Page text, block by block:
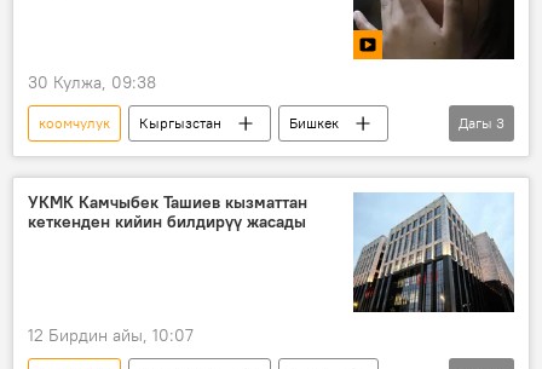
30 Кулжа, 09:38
коомчулук Кыргызстан
Бишкек
сексуалдык ыдык
милиция
издөө
Дагы 3
УКМК Камчыбек Ташиев кызматтан
кеткенден кийин билдирүү жасады
12 Бирдин айы, 10:07